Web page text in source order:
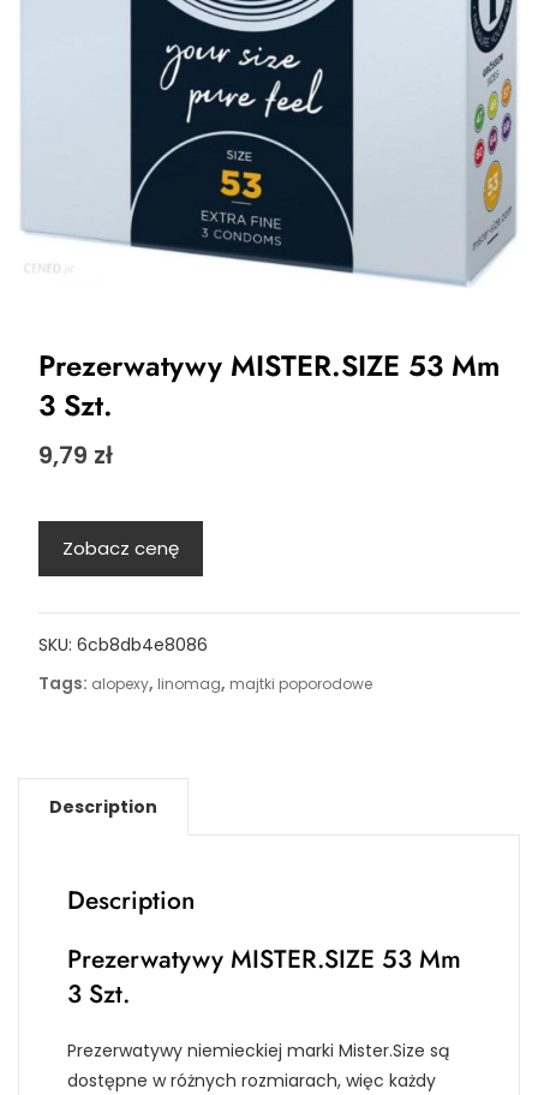
Prezerwatywy MISTER.SIZE 53 Mm
3 Szt.
9,79 zł
Zobacz cenę
SKU: 6cb8db4e8086
Tags: alopexy, linomag, majtki poporodowe
Description
Description
Prezerwatywy MISTER.SIZE 53 Mm
3 Szt.
Prezerwatywy niemieckiej marki Mister.Size są
dostępne w różnych rozmiarach, więc każdy